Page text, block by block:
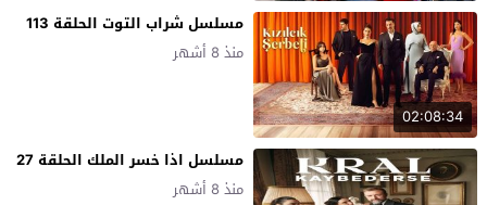
02:08:34
مسلسل شراب التوت الحلقة 113
منذ 8 أشهر
مسلسل اذا خسر الملك الحلقة 27
منذ 8 أشهر